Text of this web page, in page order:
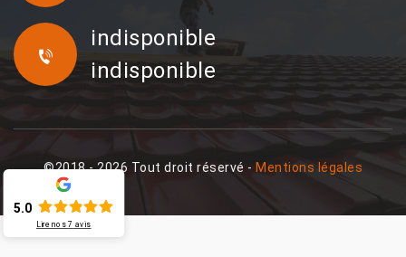
indisponible
indisponible
©2018 - 2026 Tout droit réservé - Mentions légales
5.0
Lire nos 7 avis